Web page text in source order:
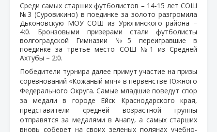
Среди самых старших футболистов – 14-15 лет СОШ
№3 (Суровикино) в поединке за золото разгромила
Дьконовскую МОУ СОШ из Урюпинского района –
4:0. Бронзовыми призерами стали футболисты
волгоградской Гимназии №5 переигравшие в
поединке за третье место СОШ №1 из Средней
Ахтубы – 2:0.
Победители турнира далее примут участие на призы
соревнований «Кожаный мяч» в первенстве Южного
Федерального Округа. Самые младшие поведут спор
за медали в городе Ейск Краснодарского края,
представители средней возрастной группы
отправятся за медалями в Анапу, а самых старших
вновь соберет на своих зеленых полянах учебно-